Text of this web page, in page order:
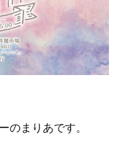
のまりあです。